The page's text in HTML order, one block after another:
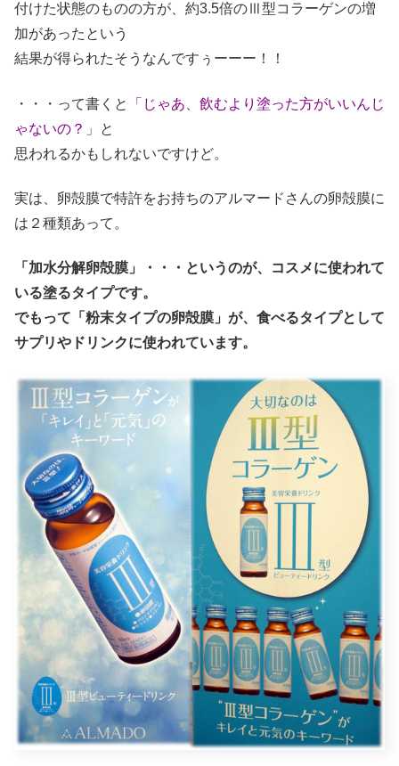
付けた状態のものの方が、約3.5倍のⅢ型コラーゲンの増
加があったという
結果が得られたそうなんですぅーーー！！
・・・って書くと
「じゃあ、飲むより塗った方がいいんじ
ゃないの？」
と
思われるかもしれないですけど。
実は、卵殻膜で特許をお持ちのアルマードさんの卵殻膜に
は２種類あって。
「加水分解卵殻膜」・・・というのが、コスメに使われて
いる塗るタイプです。
でもって「粉末タイプの卵殻膜」が、食べるタイプとして
サプリやドリンクに使われています。